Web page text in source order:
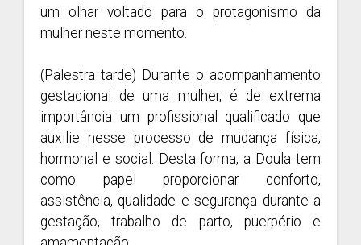
um olhar voltado para o protagonismo da
mulher neste momento.
(Palestra tarde) Durante o acompanhamento
gestacional de uma mulher, é de extrema
importância um profissional qualificado que
auxilie nesse processo de mudança física,
hormonal e social. Desta forma, a Doula tem
como papel proporcionar conforto,
assistência, qualidade e segurança durante a
gestação, trabalho de parto, puerpério e